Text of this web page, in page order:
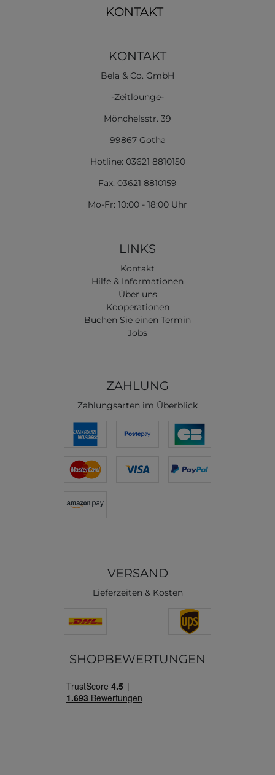
KONTAKT
KONTAKT
Bela & Co. GmbH
-Zeitlounge-
Mönchelsstr. 39
99867 Gotha
Hotline: 03621 8810150
Fax: 03621 8810159
Mo-Fr: 10:00 - 18:00 Uhr
LINKS
Kontakt
Hilfe & Informationen
Über uns
Kooperationen
Buchen Sie einen Termin
Jobs
ZAHLUNG
Zahlungsarten im Überblick
VERSAND
Lieferzeiten & Kosten
SHOPBEWERTUNGEN